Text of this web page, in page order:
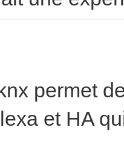
permet
et HA